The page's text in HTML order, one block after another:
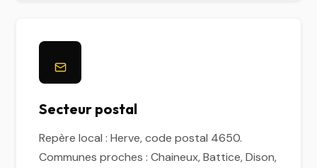
Secteur postal
Repère local : Herve, code postal 4650.
Communes proches : Chaineux, Battice, Dison,